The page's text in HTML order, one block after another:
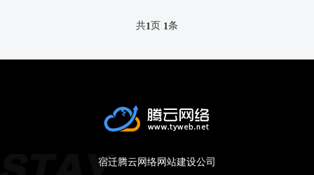
内积累了良好口碑。在网站建设过程
共1页 1条
宿迁腾云网络网站建设公司